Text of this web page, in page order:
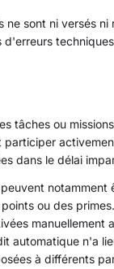
ne sont ni versés ni
d'erreurs
tâches ou
participer
dans le délai
notamment
ou des
manuellement
automatique n'a
à différents